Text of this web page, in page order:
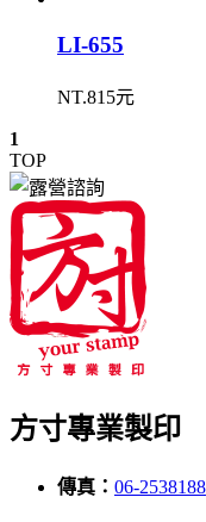
LI-655
NT.815元
1
TOP
方寸專業製印
傳真： 06-2538188